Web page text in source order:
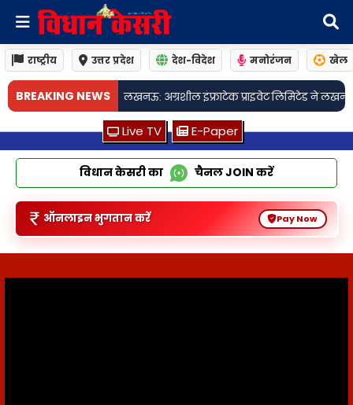
राष्ट्रीय उत्तर प्रदेश देश-विदेश मनोरंजन खेल
BREAKING NEWS
प्राइवेट लिमिटेड ने लखनऊ में आश्रयम फेज-11 किया लॉन्च• लखनऊः 94
Live TV E-Paper
विधान केसरी का चैनलJOIN करें
ऑनलाइन भुगतान करें Pay Now